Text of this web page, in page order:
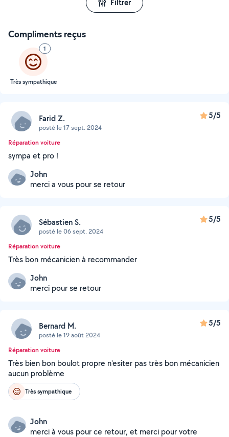
Filtrer
Compliments reçus
1
Très sympathique
Farid Z.
posté le 17 sept. 2024
5/5
Réparation voiture
sympa et pro !
John
merci a vous pour se retour
Sébastien S.
posté le 06 sept. 2024
5/5
Réparation voiture
Très bon mécanicien à recommander
John
merci pour se retour
Bernard M.
posté le 19 août 2024
5/5
Réparation voiture
Très bien bon boulot propre n'esiter pas très bon mécanicien
aucun problème
Très sympathique
John
merci à vous pour ce retour, et merci pour votre